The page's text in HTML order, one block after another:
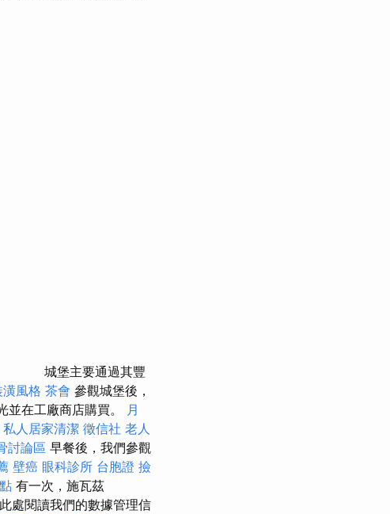
城堡主要通過其豐
潢風格 茶會 參觀城堡後，
並在工廠商店購買。
月
私人居家清潔 徵信社 老人
討論區 早餐後，我們參觀
壁癌 眼科診所 台胞證 撿
有一次，施瓦茲
處閱讀我們的數據管理信